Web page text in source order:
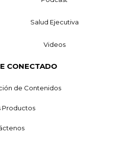
Salud Ejecutiva
Videos
CONECTADO
de Contenidos
Productos